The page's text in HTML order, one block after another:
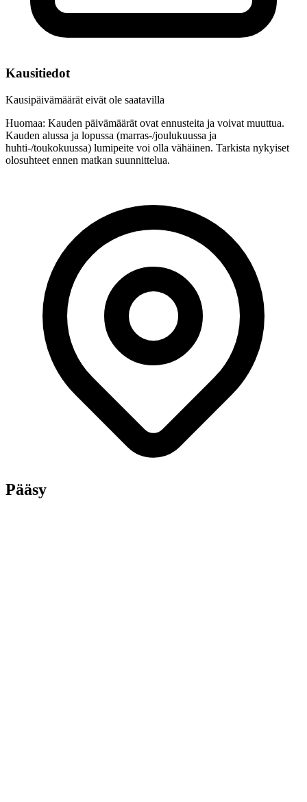
Kausitiedot
Kausipäivämäärät eivät ole saatavilla
Huomaa: Kauden päivämäärät ovat ennusteita ja voivat muuttua.
Kauden alussa ja lopussa (marras-/joulukuussa ja
huhti-/toukokuussa) lumipeite voi olla vähäinen. Tarkista nykyiset
olosuhteet ennen matkan suunnittelua.
Pääsy